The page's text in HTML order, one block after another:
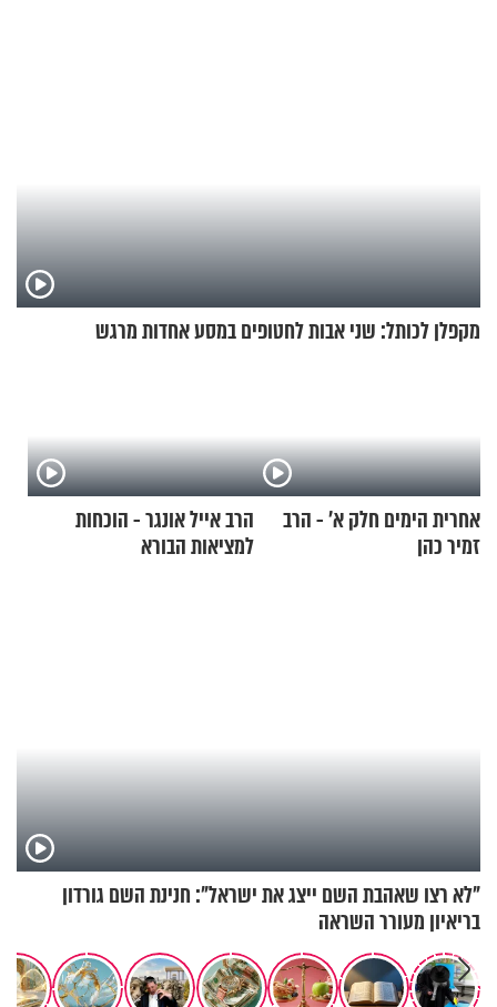
מקפלן לכותל: שני אבות לחטופים במסע אחדות מרגש
אחרית הימים חלק א’ - הרב
זמיר כהן
הרב אייל אונגר - הוכחות
למציאות הבורא
"לא רצו שאהבת השם ייצג את ישראל": חנינת השם גורדון
בריאיון מעורר השראה